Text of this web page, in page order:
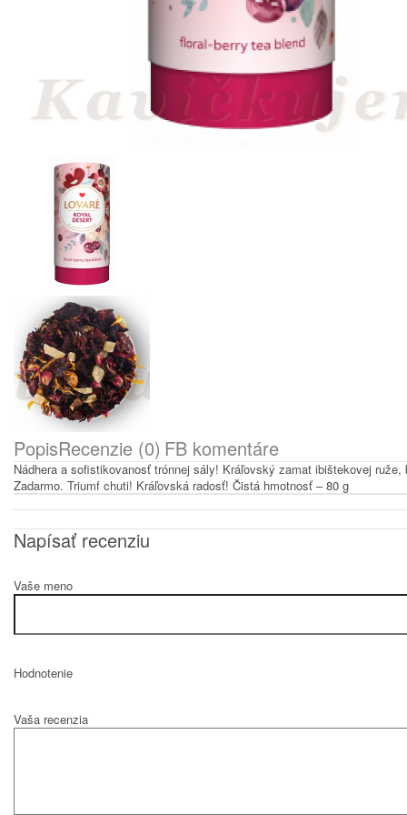
PopisRecenzie (0) FB komentáre
Nádhera a sofistikovanosť trónnej sály! Kráľovský zamat ibištekovej
Zadarmo. Triumf chuti! Kráľovská radosť! Čistá hmotnosť – 80 g
Napísať recenziu
Vaše meno
Hodnotenie
Vaša recenzia